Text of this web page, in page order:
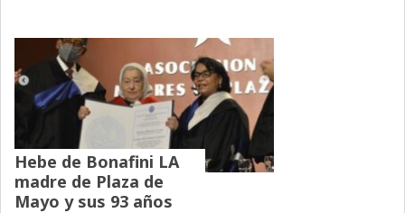
Hebe de Bonafini LA
madre de Plaza de
Mayo y sus 93 años